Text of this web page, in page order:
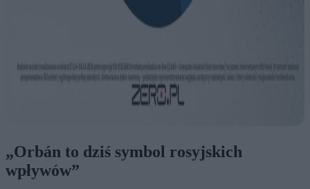
„Orbán to dziś symbol rosyjskich
wpływów”